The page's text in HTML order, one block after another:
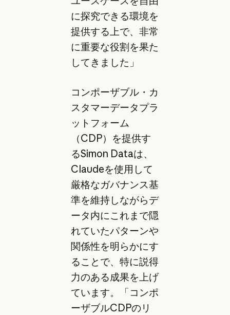
に探究できる環境を
提供する上で、非常
に重要な役割を果た
してきました」
コンポーザブル・カ
スタマーデータプラ
ットフォーム
（CDP）を提供す
るSimon Dataは、
Claudeを使用して
厳格なガバナンス基
準を維持しながらデ
ータ内にこれまで隠
れていたパターンや
関係性を明らかにす
ることで、特に説得
力のある成果を上げ
ています。「コンポ
ーザブルCDPのリ